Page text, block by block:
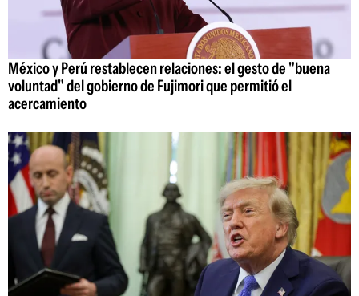
México y Perú restablecen relaciones: el gesto de "buena
voluntad" del gobierno de Fujimori que permitió el
acercamiento